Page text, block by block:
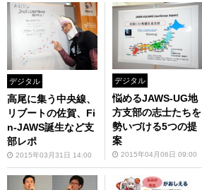
デジタル
高尾に集う中央線、
リブートの佐賀、Fi
n-JAWS誕生など支
部レポ
2015年03月31日 14:00
デジタル
悩めるJAWS-UG地
方支部の志士たちを
勢いづける5つの提
案
2015年04月06日 09:00